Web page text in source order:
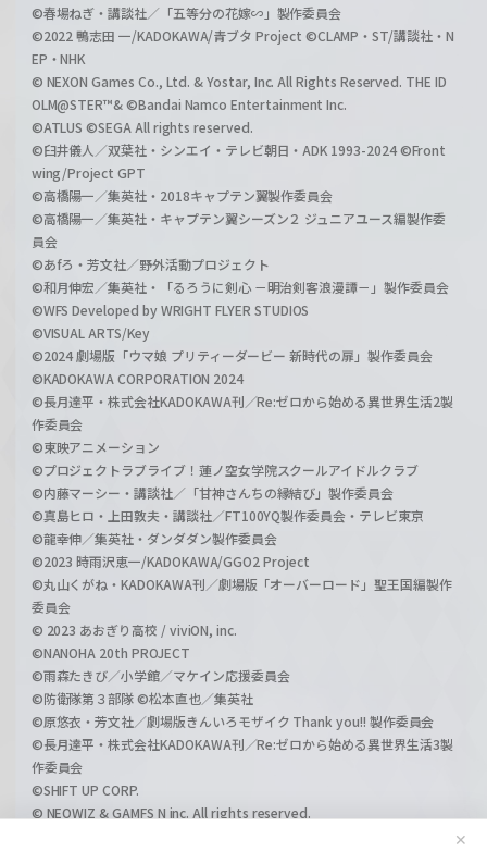
✕
©春場ねぎ・講談社／「五等分の花嫁∽」製作委員会
©2022 鴨志田 一/KADOKAWA/青ブタ Project ©CLAMP・ST/講談社・N
EP・NHK
© NEXON Games Co., Ltd. & Yostar, Inc. All Rights Reserved. THE ID
OLM@STER™& ©Bandai Namco Entertainment Inc.
©ATLUS ©SEGA All rights reserved.
©臼井儀人／双葉社・シンエイ・テレビ朝日・ADK 1993-2024 ©Front
wing/Project GPT
©高橋陽一／集英社・2018キャプテン翼製作委員会
©高橋陽一／集英社・キャプテン翼シーズン２ ジュニアユース編製作委
員会
©あfろ・芳文社／野外活動プロジェクト
©和月伸宏／集英社・「るろうに剣心 －明治剣客浪漫譚－」製作委員会
©WFS Developed by WRIGHT FLYER STUDIOS
©VISUAL ARTS/Key
©2024 劇場版「ウマ娘 プリティーダービー 新時代の扉」製作委員会
©KADOKAWA CORPORATION 2024
©長月達平・株式会社KADOKAWA刊／Re:ゼロから始める異世界生活2製
作委員会
©東映アニメーション
©プロジェクトラブライブ！蓮ノ空女学院スクールアイドルクラブ
©内藤マーシー・講談社／「甘神さんちの縁結び」製作委員会
©真島ヒロ・上田敦夫・講談社／FT100YQ製作委員会・テレビ東京
©龍幸伸／集英社・ダンダダン製作委員会
©2023 時雨沢恵一/KADOKAWA/GGO2 Project
©丸山くがね・KADOKAWA刊／劇場版「オーバーロード」聖王国編製作
委員会
© 2023 あおぎり高校 / viviON, inc.
©NANOHA 20th PROJECT
©雨森たきび／小学館／マケイン応援委員会
©防衛隊第３部隊 ©松本直也／集英社
©原悠衣・芳文社／劇場版きんいろモザイク Thank you!! 製作委員会
©長月達平・株式会社KADOKAWA刊／Re:ゼロから始める異世界生活3製
作委員会
©SHIFT UP CORP.
© NEOWIZ & GAMFS N inc. All rights reserved.